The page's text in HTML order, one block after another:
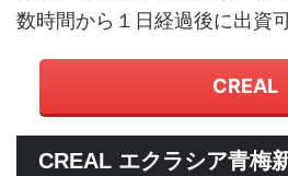
数時間から１日経過後に出資
CREAL
CREAL エクラシア青梅